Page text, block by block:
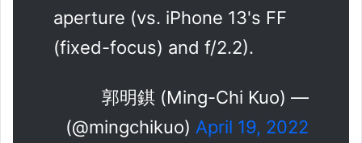
aperture (vs. iPhone 13's FF
(fixed-focus) and f/2.2).
— 郭明錤 (Ming-Chi Kuo)
(@mingchikuo) April 19, 2022